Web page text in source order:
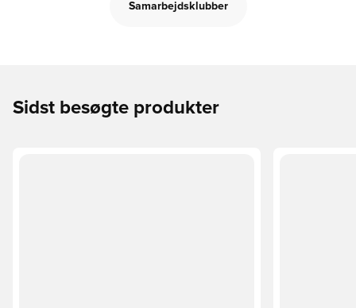
Samarbejdsklubber
Sidst besøgte produkter